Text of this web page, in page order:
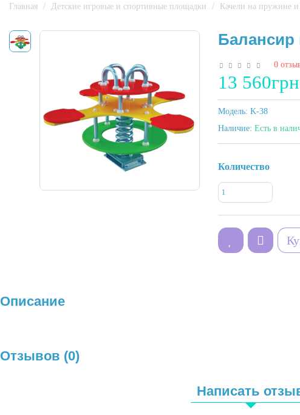
Главная Детские игровые и спортивные площадки Качели на пружине
0
13 560грн
Модель: K-38
Наличие: Есть в
Количество
Описание
Отзывов (0)
Написать